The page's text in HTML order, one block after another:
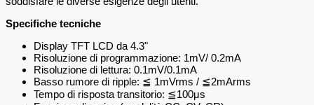
Specifiche tecniche
Display TFT LCD da 4.3"
Risoluzione di programmazione: 1mV/ 0.2mA
Risoluzione di lettura: 0.1mV/0.1mA
Basso rumore di ripple: ≦ 1mVrms / ≦2mArms
Tempo di risposta transitorio: ≦100μs